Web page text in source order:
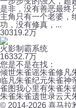
是非，没有善恶最终
主角只有一个老婆
功，没有修真，...
30319.2万
火影制霸系统
16332.7万
您是不是在找：
倾世朱雀谣朱雀修凡
临凡朱雀纪元朱雀神
雀图我心里有朱雀朱
朱雀朱雀遗世录云天
© 2014-2026 喜马拉